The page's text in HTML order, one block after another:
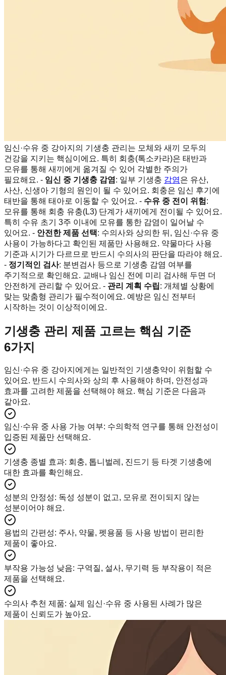
임신·수유 중 강아지의 기생충 관리는 모체와 새끼 모두의
건강을 지키는 핵심이에요. 특히 회충(톡소카라)은 태반과
모유를 통해 새끼에게 옮겨질 수 있어 각별한 주의가
필요해요. - 임신 중 기생충 감염: 일부 기생충 감염은 유산,
사산, 신생아 기형의 원인이 될 수 있어요. 회충은 임신 후기에
태반을 통해 태아로 이동할 수 있어요. - 수유 중 전이 위험 :
모유를 통해 회충 유충(L3) 단계가 새끼에게 전이될 수 있어요.
특히 수유 초기 3주 이내에 모유를 통한 감염이 일어날 수
있어요. - 안전한 제품 선택: 수의사와 상의한 뒤, 임신·수유 중
사용이 가능하다고 확인된 제품만 사용해요. 약물마다 사용
기준과 시기가 다르므로 반드시 수의사의 판단을 따라야 해요.
- 정기적인 검사: 분변검사 등으로 기생충 감염 여부를
주기적으로 확인해요. 교배나 임신 전에 미리 검사해 두면 더
안전하게 관리할 수 있어요. - 관리 계획 수립: 개체별 상황에
맞는 맞춤형 관리가 필수적이에요. 예방은 임신 전부터
시작하는 것이 이상적이에요.
기생충 관리 제품 고르는 핵심 기준
6가지
임신·수유 중 강아지에게는 일반적인 기생충약이 위험할 수
있어요. 반드시 수의사와 상의 후 사용해야 하며, 안전성과
효과를 고려한 제품을 선택해야 해요. 핵심 기준은 다음과
같아요.
임신·수유 중 사용 가능 여부: 수의학적 연구를 통해 안전성이
입증된 제품만 선택해요.
기생충 종별 효과: 회충, 톱니벌레, 진드기 등 타겟 기생충에
대한 효과를 확인해요.
성분의 안정성: 독성 성분이 없고, 모유로 전이되지 않는
성분이어야 해요.
용법의 간편성: 주사, 약물, 펫용품 등 사용 방법이 편리한
제품이 좋아요.
부작용 가능성 낮음: 구역질, 설사, 무기력 등 부작용이 적은
제품을 선택해요.
수의사 추천 제품: 실제 임신·수유 중 사용된 사례가 많은
제품이 신뢰도가 높아요.